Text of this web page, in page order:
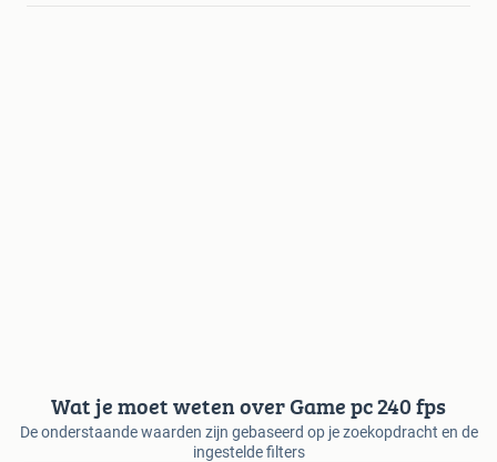
Wat je moet weten over Game pc 240 fps
De onderstaande waarden zijn gebaseerd op je zoekopdracht en de
ingestelde filters